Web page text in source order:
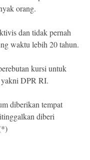
orang.
dan tidak pernah
waktu lebih 20 tahun.
kursi untuk
yakni DPR RI.
diberikan tempat
diberi